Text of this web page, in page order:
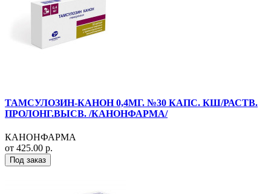
ТАМСУЛОЗИН-КАНОН 0,4МГ. №30 КАПС. КШ/РАСТВ.
ПРОЛОНГ.ВЫСВ. /КАНОНФАРМА/
КАНОНФАРМА
от 425.00 р.
Под заказ